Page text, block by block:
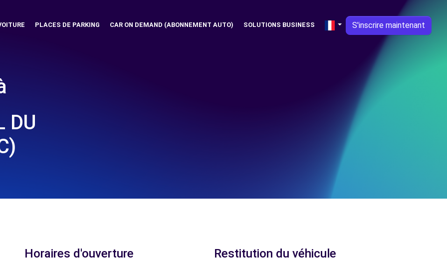
PLACES DE PARKING CAR ON DEMAND (ABONNEMENT AUTO) SOLUTIONS BUSINESS S'inscrire maintenant
DU
Horaires d'ouverture Restitution du véhicule